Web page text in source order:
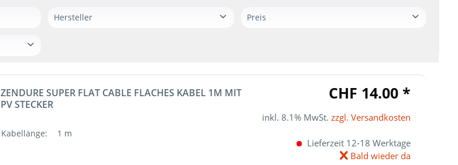
Hersteller Preis
ZENDURE SUPER FLAT CABLE FLACHES KABEL 1M MIT
PV STECKER
Kabellänge: 1 m
CHF 14.00 *
inkl. 8.1% MwSt. zzgl. Versandkosten
Lieferzeit 12-18 Werktage
Bald wieder da